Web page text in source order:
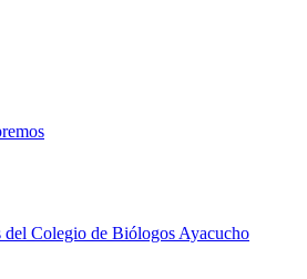
del Colegio de Biólogos Ayacucho